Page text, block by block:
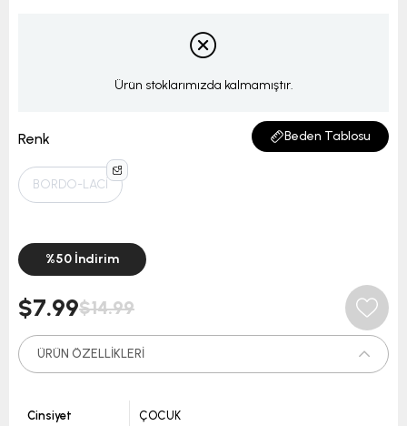
Ürün stoklarımızda kalmamıştır.
Renk Beden Tablosu
BORDO-LACİ
%50 İndirim
$14.99
$7.99
ÜRÜN ÖZELLIKLERI
Cinsiyet ÇOCUK